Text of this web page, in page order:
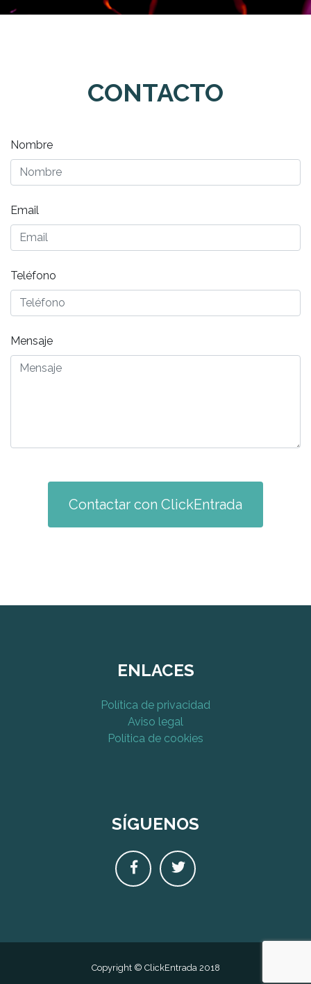
CONTACTO
Nombre
Email
Teléfono
Mensaje
Contactar con ClickEntrada
ENLACES
Política de privacidad
Aviso legal
Política de cookies
SÍGUENOS
Copyright © ClickEntrada 2018